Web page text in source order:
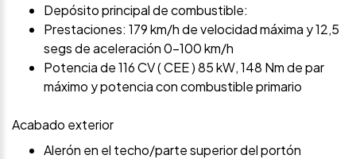
Depósito principal de combustible:
Prestaciones: 179 km/h de velocidad máxima y 12,5
segs de aceleración 0-100 km/h
Potencia de 116 CV ( CEE ) 85 kW, 148 Nm de par
máximo y potencia con combustible primario
Acabado exterior
Alerón en el techo/parte superior del portón